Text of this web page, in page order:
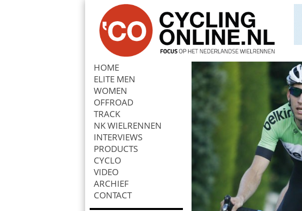
HOME
ELITE MEN
WOMEN
OFFROAD
TRACK
NK WIELRENNEN
INTERVIEWS
PRODUCTS
CYCLO
VIDEO
ARCHIEF
CONTACT
Zoek